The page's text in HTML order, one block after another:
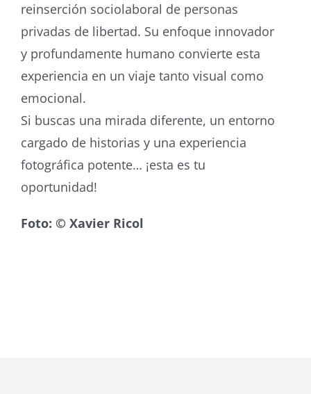
reinserción sociolaboral de personas
privadas de libertad. Su enfoque innovador
y profundamente humano convierte esta
experiencia en un viaje tanto visual como
emocional.
Si buscas una mirada diferente, un entorno
cargado de historias y una experiencia
fotográfica potente… ¡esta es tu
oportunidad!
Foto: © Xavier Ricol